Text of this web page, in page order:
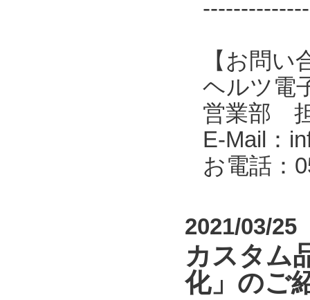
【お問い
ヘルツ電
営業部
E-Mail：
お電話：
2021/03/25
カスタム
化」のご